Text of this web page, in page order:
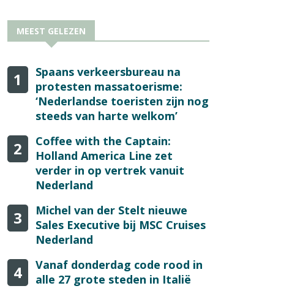
MEEST GELEZEN
1
Spaans verkeersbureau na
protesten massatoerisme:
‘Nederlandse toeristen zijn nog
steeds van harte welkom’
2
Coffee with the Captain:
Holland America Line zet
verder in op vertrek vanuit
Nederland
3
Michel van der Stelt nieuwe
Sales Executive bij MSC Cruises
Nederland
4
Vanaf donderdag code rood in
alle 27 grote steden in Italië